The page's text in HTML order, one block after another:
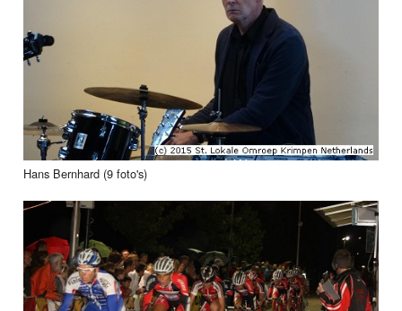
Hans Bernhard (9 foto's)